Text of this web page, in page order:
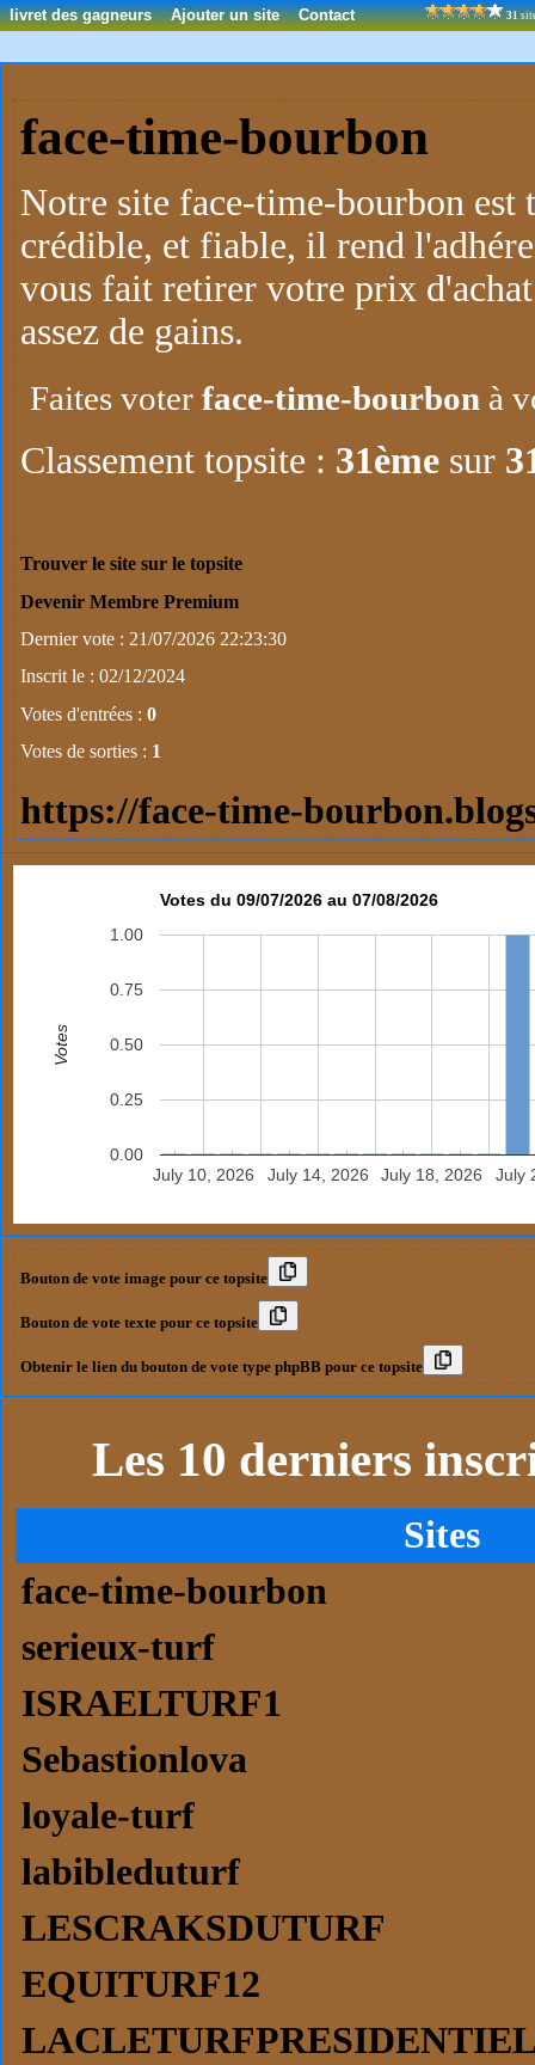
livret des gagneurs Ajouter un site Contact 31
face-time-bourbon
Notre site face-time-bourbon est
crédible, et fiable, il rend
vous fait retirer votre prix
assez de gains.
Faites voter face-time-bourbon à
Classement topsite : 31ème sur
Trouver le site sur le topsite
Devenir Membre Premium
Dernier vote : 21/07/2026 22:23:30
Inscrit le : 02/12/2024
Votes d'entrées : 0
Votes de sorties : 1
https://face-time-
Votes du 09/07/2026 au 07/08/2026
July 10, 2026 July 14, 2026 July 18, 2026 July
0.00
0.25
0.50
0.75
1.00
Votes
Bouton de vote image pour ce topsite
Bouton de vote texte pour ce topsite
Obtenir le lien du bouton de vote type phpBB pour ce topsite
Les 10 derniers
Sites
face-time-bourbon
serieux-turf
ISRAELTURF1
Sebastionlova
loyale-turf
labibleduturf
LESCRAKSDUTURF
EQUITURF12